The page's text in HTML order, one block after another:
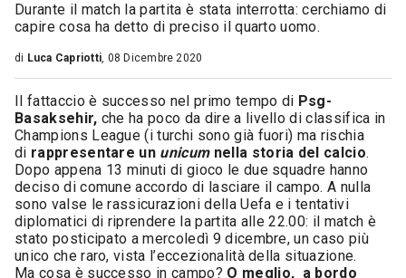
Durante il match la partita è stata interrotta: cerchiamo di
capire cosa ha detto di preciso il quarto uomo.
di Luca Capriotti, 08 Dicembre 2020
Il fattaccio è successo nel primo tempo di Psg-
Basaksehir, che ha poco da dire a livello di classifica in
Champions League (i turchi sono già fuori) ma rischia
di rappresentare un unicumnella storia del calcio.
Dopo appena 13 minuti di gioco le due squadre hanno
deciso di comune accordo di lasciare il campo. A nulla
sono valse le rassicurazioni della Uefa e i tentativi
diplomatici di riprendere la partita alle 22.00: il match è
stato posticipato a mercoledì 9 dicembre, un caso più
unico che raro, vista l’eccezionalità della situazione.
Ma cosa è successo in campo? O meglio, a bordo